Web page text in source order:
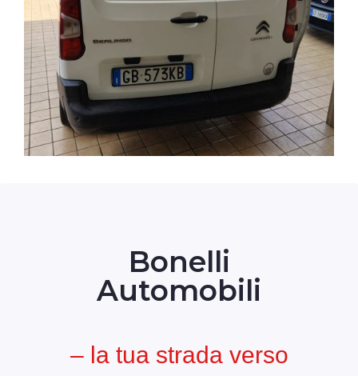
Bonelli
Automobili
– la tua strada verso